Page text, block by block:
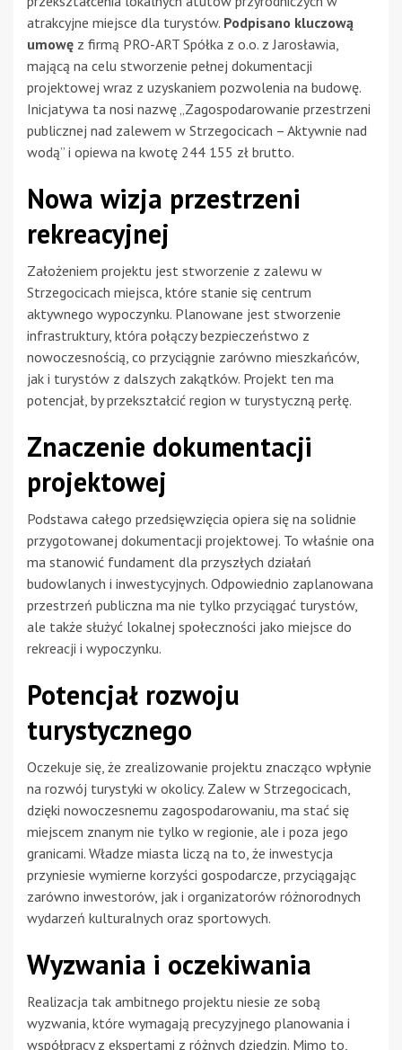
atrakcyjne miejsce dla turystów. Podpisano kluczową
umowę z firmą PRO-ART Spółka z o.o. z Jarosławia,
mającą na celu stworzenie pełnej dokumentacji
projektowej wraz z uzyskaniem pozwolenia na budowę.
Inicjatywa ta nosi nazwę „Zagospodarowanie przestrzeni
publicznej nad zalewem w Strzegocicach – Aktywnie nad
wodą” i opiewa na kwotę 244 155 zł brutto.
Nowa wizja przestrzeni
rekreacyjnej
Założeniem projektu jest stworzenie z zalewu w
Strzegocicach miejsca, które stanie się centrum
aktywnego wypoczynku. Planowane jest stworzenie
infrastruktury, która połączy bezpieczeństwo z
nowoczesnością, co przyciągnie zarówno mieszkańców,
jak i turystów z dalszych zakątków. Projekt ten ma
potencjał, by przekształcić region w turystyczną perłę.
Znaczenie dokumentacji
projektowej
Podstawa całego przedsięwzięcia opiera się na solidnie
przygotowanej dokumentacji projektowej. To właśnie ona
ma stanowić fundament dla przyszłych działań
budowlanych i inwestycyjnych. Odpowiednio zaplanowana
przestrzeń publiczna ma nie tylko przyciągać turystów,
ale także służyć lokalnej społeczności jako miejsce do
rekreacji i wypoczynku.
Potencjał rozwoju
turystycznego
Oczekuje się, że zrealizowanie projektu znacząco wpłynie
na rozwój turystyki w okolicy. Zalew w Strzegocicach,
dzięki nowoczesnemu zagospodarowaniu, ma stać się
miejscem znanym nie tylko w regionie, ale i poza jego
granicami. Władze miasta liczą na to, że inwestycja
przyniesie wymierne korzyści gospodarcze, przyciągając
zarówno inwestorów, jak i organizatorów różnorodnych
wydarzeń kulturalnych oraz sportowych.
Wyzwania i oczekiwania
Realizacja tak ambitnego projektu niesie ze sobą
wyzwania, które wymagają precyzyjnego planowania i
współpracy z ekspertami z różnych dziedzin. Mimo to,